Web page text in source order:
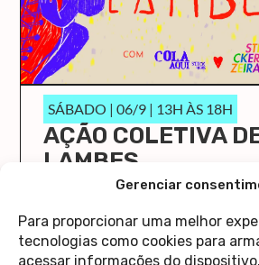
Gerenciar
Para proporcionar uma melhor
tecnologias como cookies para
acessar informações do
SÁBADO | 06/9 | 13H ÀS 18H
AÇÃO COLETIVA
LAMBES
O Cola Aqui/Stick Here vai ocupar
saiba mais